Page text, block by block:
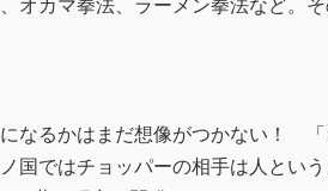
カマ拳法、ラーメン拳法など。
なるかはまだ想像がつかない！
ではチョッパーの相手は人という